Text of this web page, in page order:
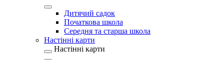
Дитячий садок
Початкова школа
Середня та старша школа
Настінні карти
Настінні карти